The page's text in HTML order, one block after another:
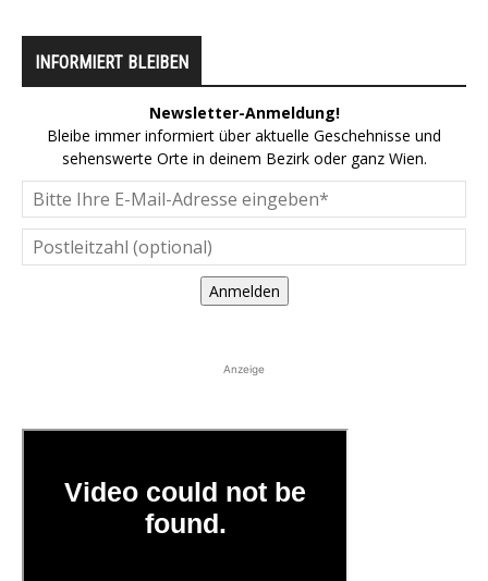
INFORMIERT BLEIBEN
Newsletter-Anmeldung!
Bleibe immer informiert über aktuelle Geschehnisse und
sehenswerte Orte in deinem Bezirk oder ganz Wien.
Anmelden
Anzeige